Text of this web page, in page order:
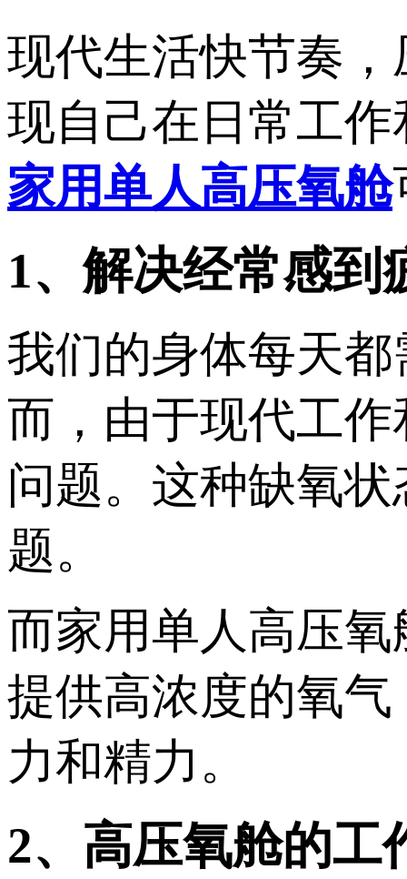
现代生活快节奏
现自己在日常工
家用单人高压氧舱
1、解决经常感到
我们的身体每天
而，由于现代工
问题。这种缺氧
题。
而家用单人高压
提供高浓度的氧
力和精力。
2、高压氧舱的工